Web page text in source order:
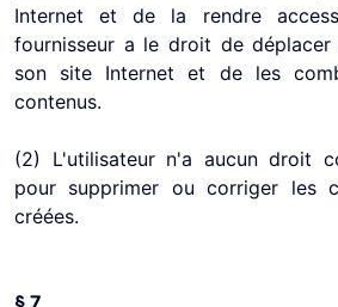
Internet et de la rendre
fournisseur a le droit de
son site Internet et de les
contenus.
(2) L'utilisateur n'a aucun droit
pour supprimer ou corriger les
créées.
§ 7